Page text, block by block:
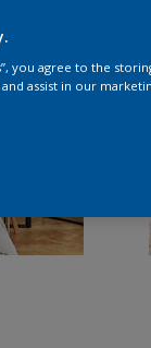
you agree to the
assist in our